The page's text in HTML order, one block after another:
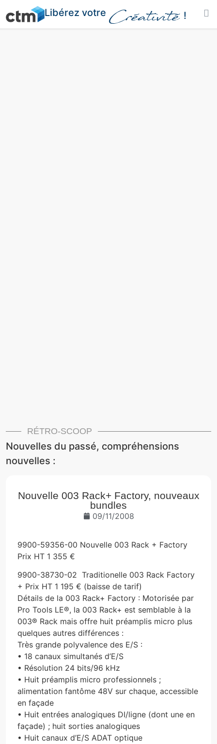
Libérez votre Créativité !
RÉTRO-SCOOP
Nouvelles du passé, compréhensions
nouvelles :
Nouvelle 003 Rack+ Factory, nouveaux
bundles
09/11/2008
9900-59356-00 Nouvelle 003 Rack + Factory
Prix HT 1 355 €
9900-38730-02 Traditionelle 003 Rack Factory
+ Prix HT 1 195 € (baisse de tarif)
Détails de la 003 Rack+ Factory : Motorisée par
Pro Tools LE®, la 003 Rack+ est semblable à la
003® Rack mais offre huit préamplis micro plus
quelques autres différences :
Très grande polyvalence des E/S :
• 18 canaux simultanés d’E/S
• Résolution 24 bits/96 kHz
• Huit préamplis micro professionnels ;
alimentation fantôme 48V sur chaque, accessible
en façade
• Huit entrées analogiques DI/ligne (dont une en
façade) ; huit sorties analogiques
• Huit canaux d’E/S ADAT optique